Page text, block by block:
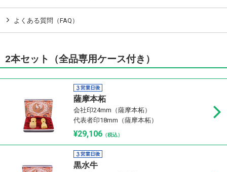
よくある質問（FAQ）
2本セット（全品専用ケース付き）
薩摩本柘
会社印24mm（薩摩本柘）
代表者印18mm（薩摩本柘）
¥29,106 （税込）
黒水牛